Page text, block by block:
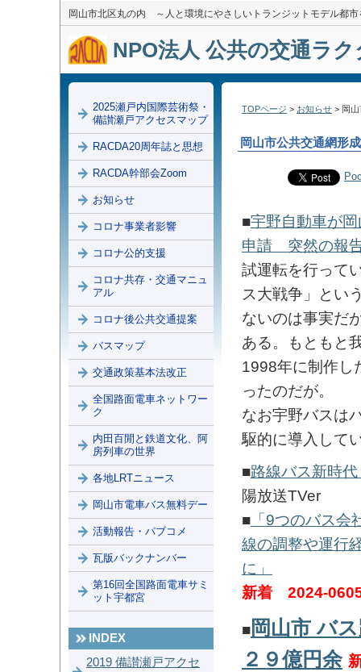
岡山市北区丸の内 ～人と環境にやさしいトランジットモデル都市
NPO法人 公共の交通ラ
TOPページ > お知らせ > 岡
岡山市公共交通網形
■宇野自動車が
申請 突然の報
試運転を行って
ス大戦争」とい
ないのは事実だ
ある。もともと
1998年に制作し
ったのだが。
なお宇野バスは
駆的に導入して
■路線バス新時
陽放送TVer
■ 「9つのバス
線の調整や運行
に」
新着
2024-
■岡山市 バ
２９億円余
2025瀬戸内国際芸術祭・
備讃瀬戸アクセスマップ
RACDA20周年誌と思想
RACDA幹部会Zoom
お知らせ
コロナ事業者影響
コロナ公的支援
コロナ共存・交通マニュ
アル
コロナ後公共交通提案
バスマップ
交通政策基本法改正
全国路面電車ネットワー
ク
内田百閒と鉄道文化、阿
房列車の世界
各地LRTニュース
岡山市電車バス無料デー
活動報告・パブコメ
瓦版バックナンバー
第16回全国路面電車サミ
ット宇都宮
INDEX
2019 備讃瀬戸アクセ